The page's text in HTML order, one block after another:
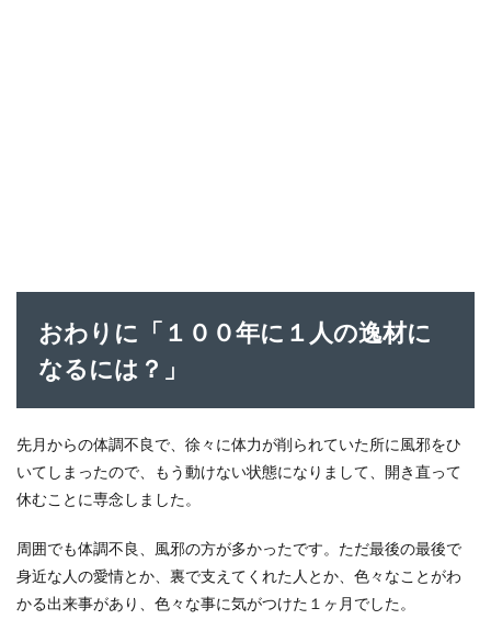
おわりに「１００年に１人の逸材に
なるには？」
先月からの体調不良で、徐々に体力が削られていた所に風邪をひ
いてしまったので、もう動けない状態になりまして、開き直って
休むことに専念しました。
周囲でも体調不良、風邪の方が多かったです。ただ最後の最後で
身近な人の愛情とか、裏で支えてくれた人とか、色々なことがわ
かる出来事があり、色々な事に気がつけた１ヶ月でした。